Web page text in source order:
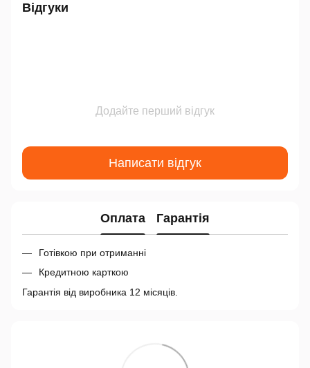
Відгуки
Додайте перший відгук
Написати відгук
Оплата Гарантія
Готівкою при отриманні
Кредитною карткою
Гарантія від виробника 12 місяців.